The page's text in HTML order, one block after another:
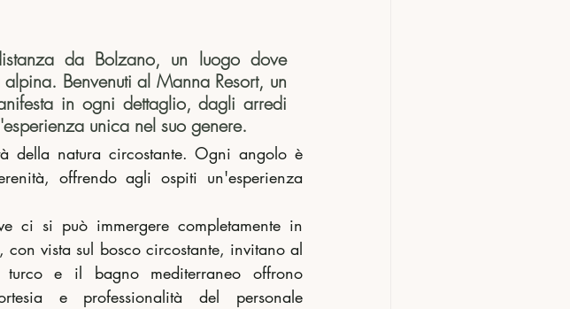
da Bolzano, un luogo dove
Benvenuti al Manna Resort, un
in ogni dettaglio, dagli arredi
unica nel suo genere.
della natura circostante. Ogni angolo è
offrendo agli ospiti un'esperienza
ci si può immergere completamente in
con vista sul bosco circostante, invitano al
e professionalità del personale